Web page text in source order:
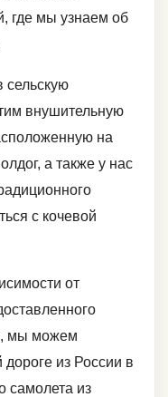
где мы узнаем об
сельскую
внушительную
на
а также у нас
с кочевой
от
мы можем
из России в
самолета из